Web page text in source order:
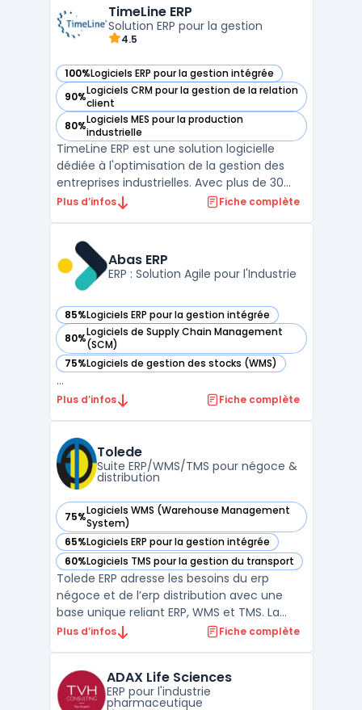
logistiques en centralisant la gestion des
stocks, en automatisant ...
TimeLine ERP
Solution ERP pour la gestion
4.5
100%Logiciels ERP pour la gestion intégrée
— voir TimeLine ERP dans cette catégorie
90%Logiciels CRM pour la gestion de la relation
client
— voir TimeLine ERP dans cette catégorie
80%Logiciels MES pour la production
industrielle
— voir TimeLine ERP dans cette catégorie
TimeLine ERP est une solution logicielle
dédiée à l'optimisation de la gestion des
entreprises industrielles. Avec plus de 30
ans d'expérience, notre logiciel ERP propose
traçabilité, le contrôle qualité et
l'automatisa ...
Plus d’infos Fiche complète
Abas ERP
ERP : Solution Agile pour l'Industrie
85%Logiciels ERP pour la gestion intégrée
— voir Abas ERP dans cette catégorie
80%Logiciels de Supply Chain Management
(SCM)
— voir Abas ERP dans cette catégorie
75%Logiciels de gestion des stocks (WMS)
— voir Abas ERP dans cette catégorie
...
Plus d’infos Fiche complète
Tolede
Suite ERP/WMS/TMS pour négoce &
distribution
75%Logiciels WMS (Warehouse Management
System)
— voir Tolede dans cette catégorie
65%Logiciels ERP pour la gestion intégrée
— voir Tolede dans cette catégorie
60%Logiciels TMS pour la gestion du transport
— voir Tolede dans cette catégorie
Tolede ERP adresse les besoins du erp
négoce et de l’erp distribution avec une
base unique reliant ERP, WMS et TMS. La
solution centralise données commerciales,
applicatifs. Cette architecture vise une
traçabi ...
Plus d’infos Fiche complète
ADAX Life Sciences
ERP pour l'industrie
pharmaceutique